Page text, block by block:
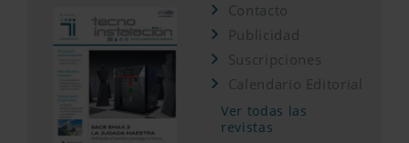
Contacto
Publicidad
Suscripciones
Calendario Editorial
Ver todas las
revistas